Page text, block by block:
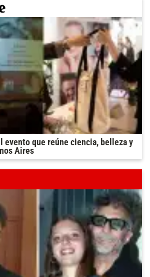
evento que reúne ciencia, belleza y
Aires